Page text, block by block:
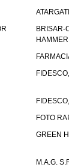
BRISAR-
HAMMER
FOTO
GREEN
M.A.G.